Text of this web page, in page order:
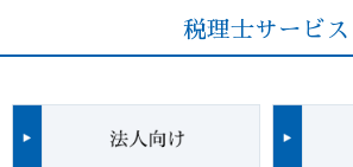
税理士サービス